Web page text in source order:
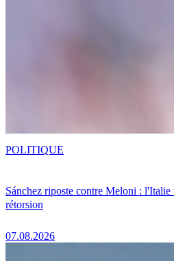
Sánchez riposte contre Meloni : l'Italie
rétorsion
07.08.2026
POLITIQUE